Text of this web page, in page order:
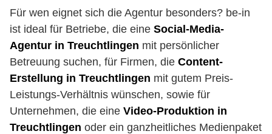
Für wen eignet sich die Agentur besonders? be-in
ist ideal für Betriebe, die eine Social-Media-
Agentur in Treuchtlingen mit persönlicher
Betreuung suchen, für Firmen, die Content-
Erstellung in Treuchtlingen mit gutem Preis-
Leistungs-Verhältnis wünschen, sowie für
Unternehmen, die eine Video-Produktion in
Treuchtlingen oder ein ganzheitliches Medienpaket